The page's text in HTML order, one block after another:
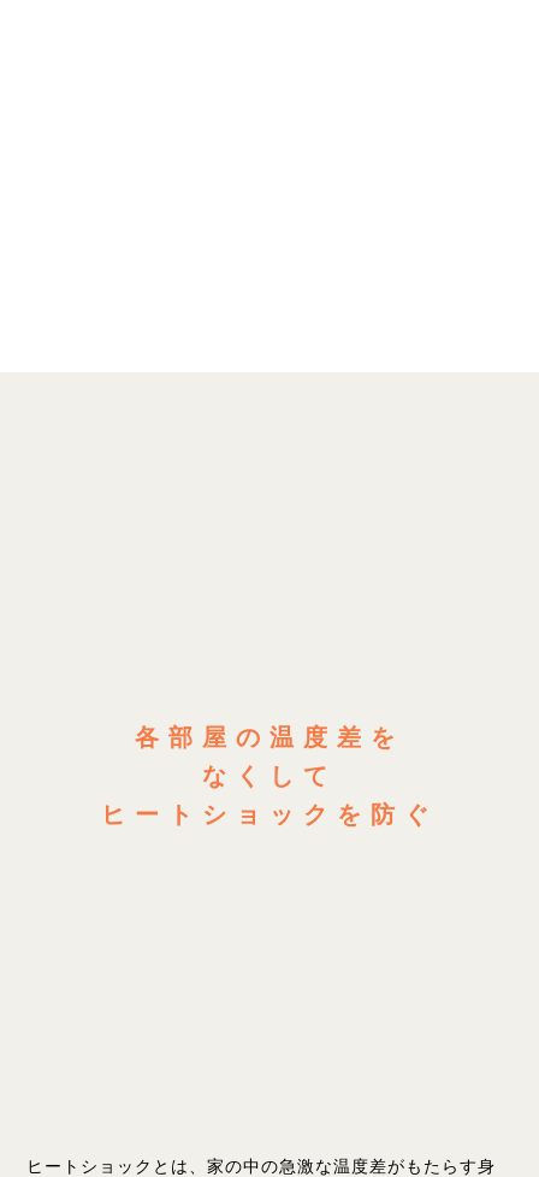
各部屋の温度差を
なくして
ヒートショックを防ぐ
ヒートショックとは、家の中の急激な温度差がもたらす身